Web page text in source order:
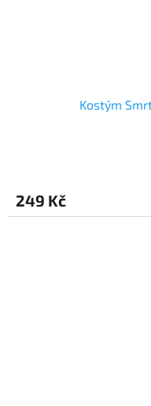
Kostým
249 Kč